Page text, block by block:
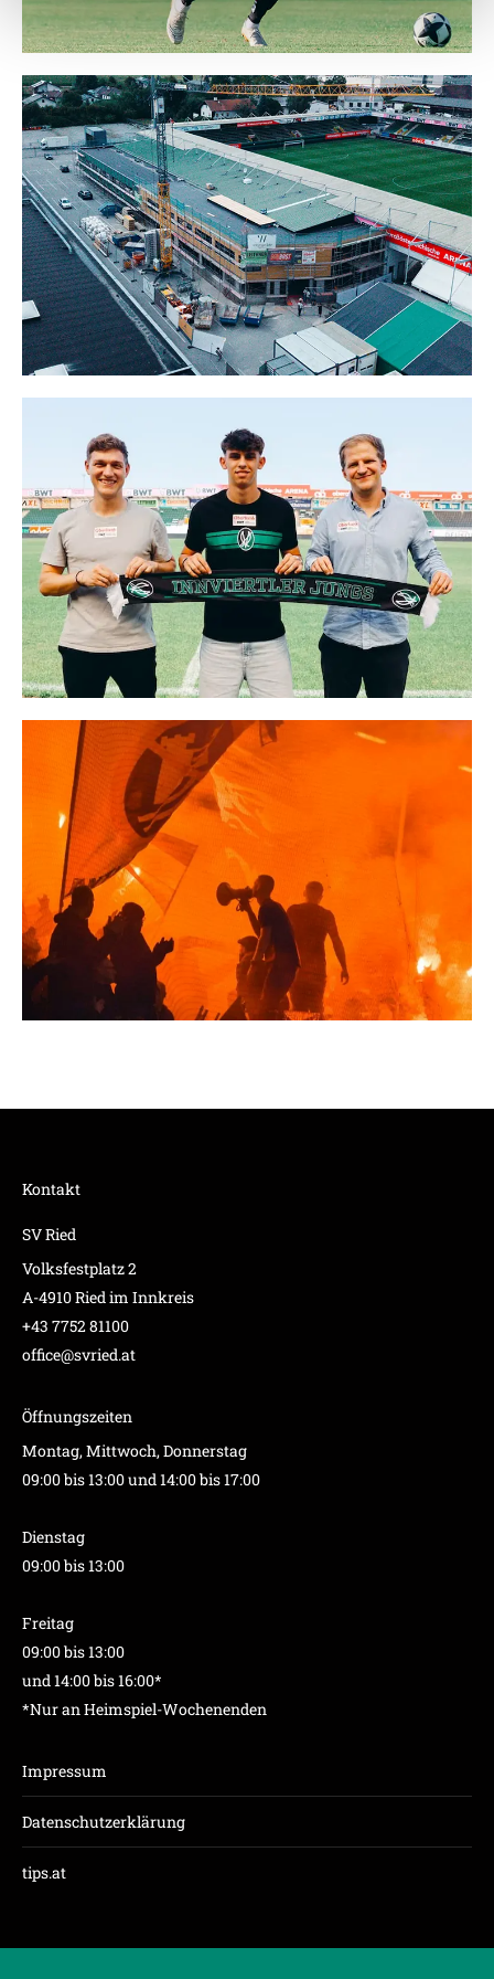
Weitere Details, insbesondere zu Speicherdauer und
Datenschutzerklärung.
Kontakt
SV Ried
Volksfestplatz 2
A-4910 Ried im Innkreis
+43 7752 81100
office@svried.at
Öffnungszeiten
Montag, Mittwoch, Donnerstag
09:00 bis 13:00 und 14:00 bis 17:00
Dienstag
09:00 bis 13:00
Freitag
09:00 bis 13:00
und 14:00 bis 16:00*
*Nur an Heimspiel-Wochenenden
Impressum
Datenschutzerklärung
tips.at